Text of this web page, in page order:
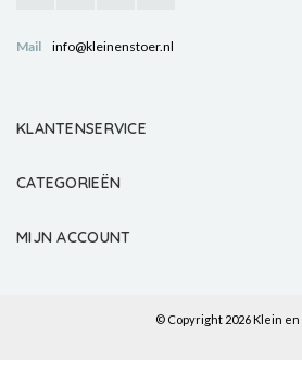
Mail info@kleinenstoer.nl
KLANTENSERVICE
CATEGORIEËN
MIJN ACCOUNT
© Copyright 2026 Klein en